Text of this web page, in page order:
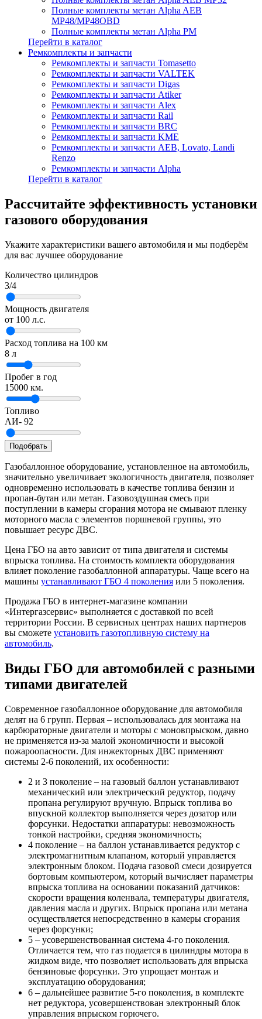
Полные комплекты метан Alpha AEB
MP48/MP48OBD
Полные комплекты метан Alpha PM
Перейти в каталог
Ремкомплекты и запчасти
Ремкомплекты и запчасти Tomasetto
Ремкомплекты и запчасти VALTEK
Ремкомплекты и запчасти Digas
Ремкомплекты и запчасти Atiker
Ремкомплекты и запчасти Alex
Ремкомплекты и запчасти Rail
Ремкомплекты и запчасти BRC
Ремкомплекты и запчасти KME
Ремкомплекты и запчасти AEB, Lovato, Landi
Renzo
Ремкомплекты и запчасти Alpha
Перейти в каталог
Рассчитайте эффективность установки
газового оборудования
Укажите характеристики вашего автомобиля и мы подберём
для вас лучшее оборудование
Количество цилиндров
3/4
Мощность двигателя
от 100 л.с.
Расход топлива на 100 км
8 л
Пробег в год
15000 км.
Топливо
АИ- 92
Подобрать
Газобаллонное оборудование, установленное на автомобиль,
значительно увеличивает экологичность двигателя, позволяет
одновременно использовать в качестве топлива бензин и
пропан-бутан или метан. Газовоздушная смесь при
поступлении в камеры сгорания мотора не смывают пленку
моторного масла с элементов поршневой группы, это
повышает ресурс ДВС.
Цена ГБО на авто зависит от типа двигателя и системы
впрыска топлива. На стоимость комплекта оборудования
влияет поколение газобаллонной аппаратуры. Чаще всего на
машины устанавливают ГБО 4 поколения или 5 поколения.
Продажа ГБО в интернет-магазине компании
«Интергазсервис» выполняется с доставкой по всей
территории России. В сервисных центрах наших партнеров
вы сможете установить газотопливную систему на
автомобиль.
Виды ГБО для автомобилей с разными
типами двигателей
Современное газобаллонное оборудование для автомобиля
делят на 6 групп. Первая – использовалась для монтажа на
карбюраторные двигатели и моторы с моновпрыском, давно
не применяется из-за малой экономичности и высокой
пожароопасности. Для инжекторных ДВС применяют
системы 2-6 поколений, их особенности:
2 и 3 поколение – на газовый баллон устанавливают
механический или электрический редуктор, подачу
пропана регулируют вручную. Впрыск топлива во
впускной коллектор выполняется через дозатор или
форсунки. Недостатки аппаратуры: невозможность
тонкой настройки, средняя экономичность;
4 поколение – на баллон устанавливается редуктор с
электромагнитным клапаном, который управляется
электронным блоком. Подача газовой смеси дозируется
бортовым компьютером, который вычисляет параметры
впрыска топлива на основании показаний датчиков:
скорости вращения коленвала, температуры двигателя,
давления масла и других. Впрыск пропана или метана
осуществляется непосредственно в камеры сгорания
через форсунки;
5 – усовершенствованная система 4-го поколения.
Отличается тем, что газ подается в цилиндры мотора в
жидком виде, что позволяет использовать для впрыска
бензиновые форсунки. Это упрощает монтаж и
эксплуатацию оборудования;
6 – дальнейшее развитие 5-го поколения, в комплекте
нет редуктора, усовершенствован электронный блок
управления впрыском горючего.